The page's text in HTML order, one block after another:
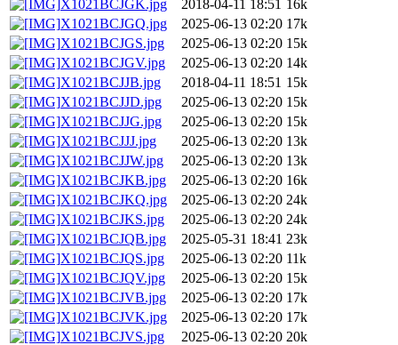
X1021BCJGK.jpg 2018-04-11 18:51 16k
X1021BCJGQ.jpg
2025-06-13 02:20 17k
X1021BCJGS.jpg
2025-06-13 02:20 15k
X1021BCJGV.jpg
2025-06-13 02:20 14k
X1021BCJJB.jpg
2018-04-11 18:51 15k
X1021BCJJD.jpg
2025-06-13 02:20 15k
X1021BCJJG.jpg
2025-06-13 02:20 15k
X1021BCJJJ.jpg
2025-06-13 02:20 13k
X1021BCJJW.jpg
2025-06-13 02:20 13k
X1021BCJKB.jpg
2025-06-13 02:20 16k
X1021BCJKQ.jpg
2025-06-13 02:20 24k
X1021BCJKS.jpg
2025-06-13 02:20 24k
X1021BCJQB.jpg
2025-05-31 18:41 23k
X1021BCJQS.jpg
2025-06-13 02:20 11k
X1021BCJQV.jpg
2025-06-13 02:20 15k
X1021BCJVB.jpg
2025-06-13 02:20 17k
X1021BCJVK.jpg
2025-06-13 02:20 17k
X1021BCJVS.jpg
2025-06-13 02:20 20k